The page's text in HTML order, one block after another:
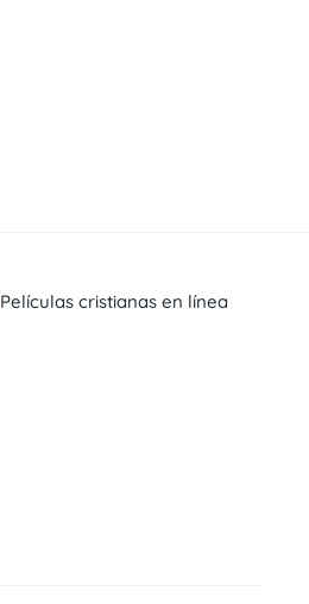
Películas cristianas en línea